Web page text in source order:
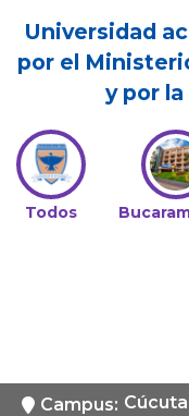
Universidad
por el
y por
Todos
Campus: Cúcuta